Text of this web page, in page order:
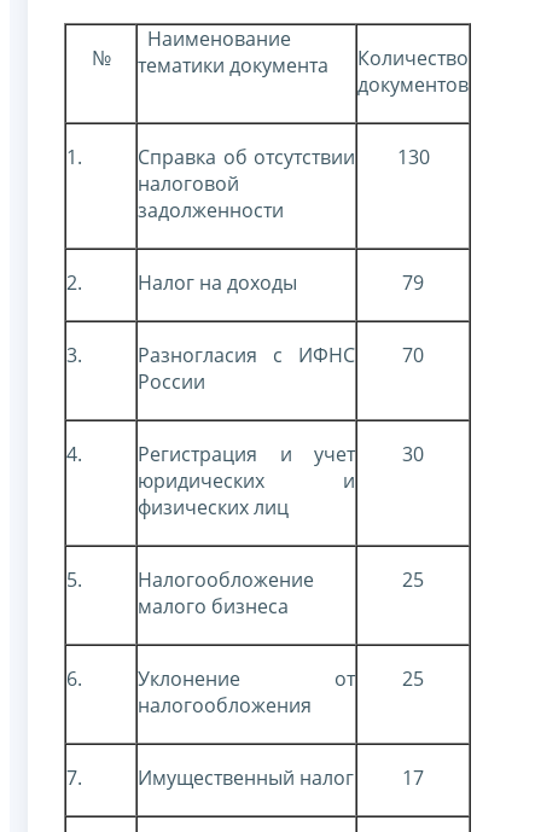
№
Наименование
тематики документа
Количество
документов
1.
Справка об отсутствии
налоговой
задолженности
130
2. Налог на доходы 79
3.
Разногласия с ИФНС
России
70
4.
Регистрация и учет
юридических и
физических лиц
30
5.
Налогообложение
малого бизнеса
25
6.
Уклонение от
налогообложения
25
7. Имущественный налог 17